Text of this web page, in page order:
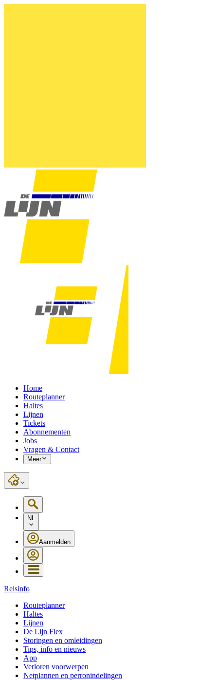
Home
Routeplanner
Haltes
Lijnen
Tickets
Abonnementen
Jobs
Vragen & Contact
Meer
NL
Aanmelden
Reisinfo
Routeplanner
Haltes
Lijnen
De Lijn Flex
Storingen en omleidingen
Tips, info en nieuws
App
Verloren voorwerpen
Netplannen en perronindelingen